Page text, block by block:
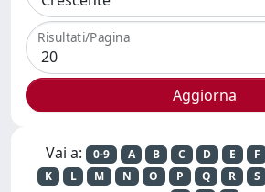
Risultati/Pagina
Vai a: 0-9 A B C D E F
K
L M N O P Q R S